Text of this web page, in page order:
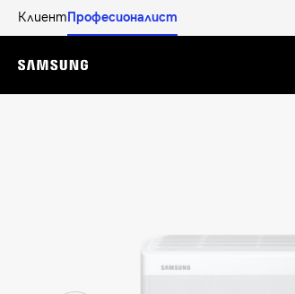
Клиент Професионалист
Menu